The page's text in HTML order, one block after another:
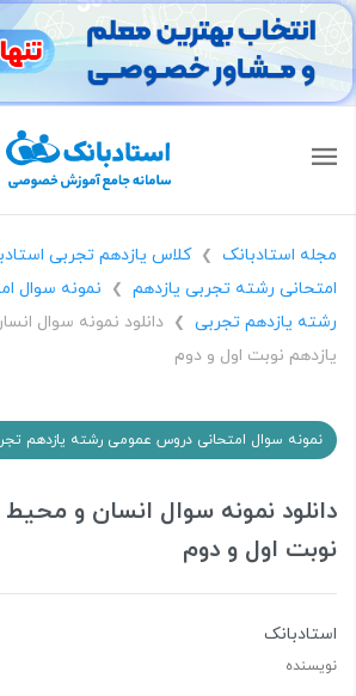
مجله استادبانک ❯ کلاس یازدهم تجربی
امتحانی رشته تجربی یازدهم
❯
نمونه سوال
رشته یازدهم تجربی
❯
دانلود نمونه سوال
یازدهم نوبت اول و دوم
نمونه سوال امتحانی دروس عمومی رشته یازدهم
دانلود نمونه سوال انسان و
نوبت اول و دوم
استادبانک
نویسنده